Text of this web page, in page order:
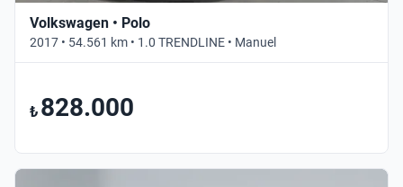
Volkswagen • Polo
2017 • 54.561 km • 1.0 TRENDLINE • Manuel
₺ 828.000